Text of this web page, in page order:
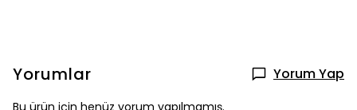
Yorumlar Yorum Yap
Bu ürün için henüz yorum yapılmamış.